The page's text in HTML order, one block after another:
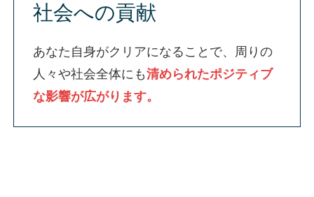
社会への貢献
あなた自身がクリアになることで、周りの
人々や社会全体にも清められたポジティブ
な影響が広がります。